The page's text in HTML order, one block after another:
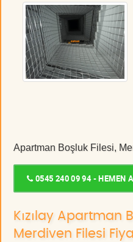
Apartman Boşluk Filesi,
0545 240 09 94 - HEMEN
Kızılay Apartman
Merdiven Filesi